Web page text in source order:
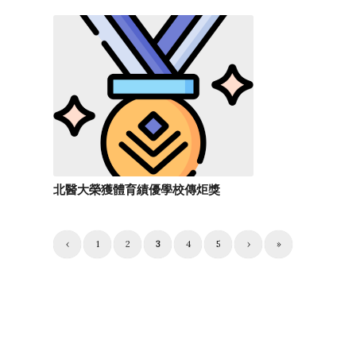
北醫大榮獲體育績優學校傳炬獎
‹ 1 2 3 4 5 › »